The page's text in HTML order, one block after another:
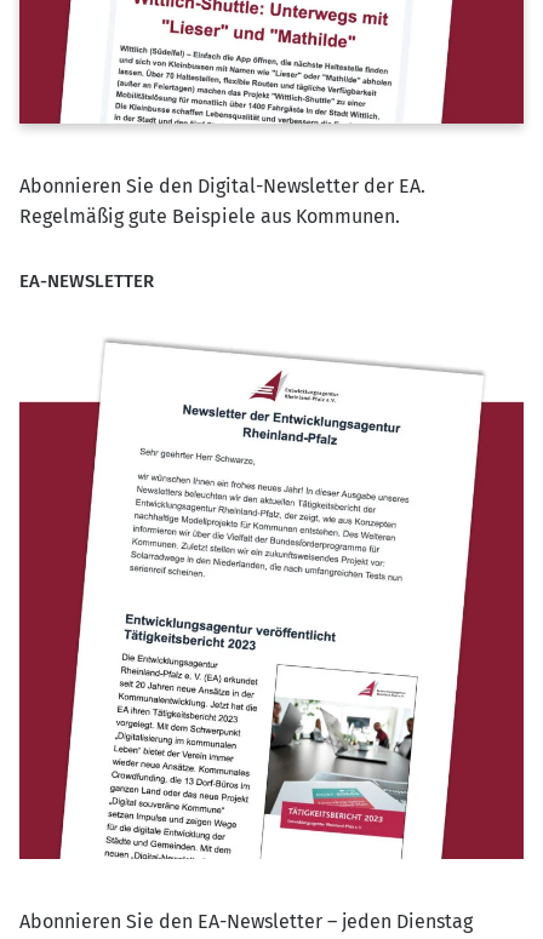
Abonnieren Sie den Digital-Newsletter der EA.
Regelmäßig gute Beispiele aus Kommunen.
EA-NEWSLETTER
Abonnieren Sie den EA-Newsletter – jeden Dienstag